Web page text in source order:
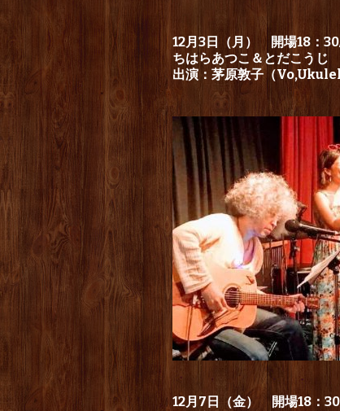
12月3日（月） 開場18：
ちはらあつこ＆とだこうじ
出演：茅原敦子（
12月7日（金） 開場18：